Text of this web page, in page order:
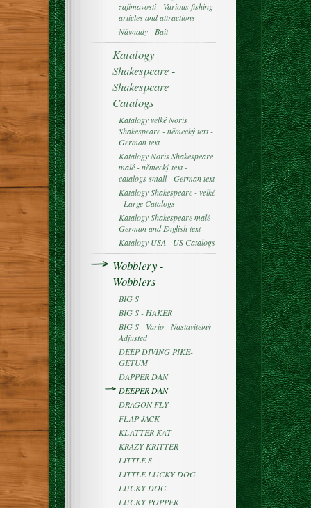
zajímavosti - Various fishing
articles and attractions
Návnady - Bait
Katalogy
Shakespeare -
Shakespeare
Catalogs
Katalogy velké Noris
Shakespeare - německý text -
German text
Katalogy Noris Shakespeare
malé - německý text -
catalogs small - German text
Katalogy Shakespeare - velké
- Large Catalogs
Katalogy Shakespeare malé -
German and English text
Katalogy USA - US Catalogs
Wobblery -
Wobblers
BIG S
BIG S - HAKER
BIG S - Vario - Nastavitelný -
Adjusted
DEEP DIVING PIKE-
GETUM
DAPPER DAN
DEEPER DAN
DRAGON FLY
FLAP JACK
KLATTER KAT
KRAZY KRITTER
LITTLE S
LITTLE LUCKY DOG
LUCKY DOG
LUCKY POPPER